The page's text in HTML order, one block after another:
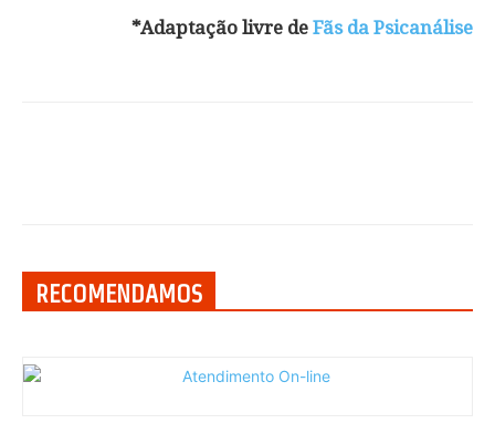
*Adaptação livre de Fãs da Psicanálise
RECOMENDAMOS